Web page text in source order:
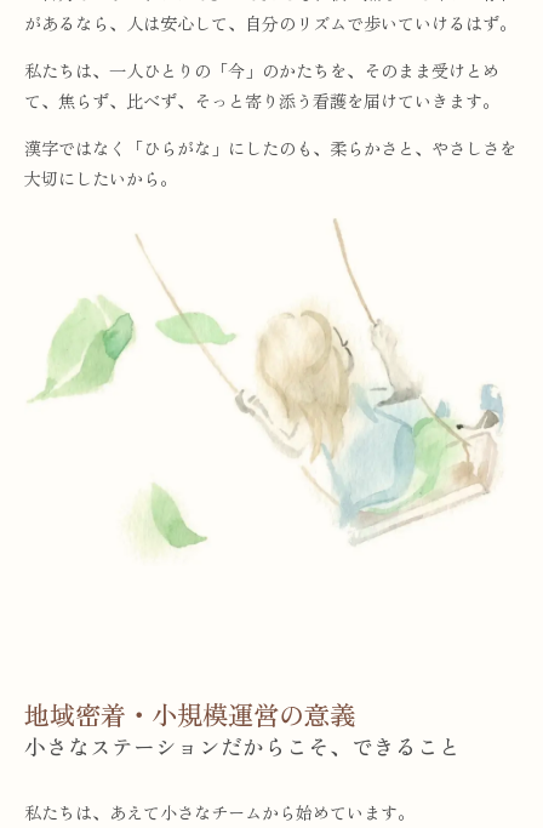
があるなら、人は安心して、自分のリズムで歩いていけるはず。
私たちは、一人ひとりの「今」のかたちを、そのまま受けとめ
て、焦らず、比べず、そっと寄り添う看護を届けていきます。
漢字ではなく「ひらがな」にしたのも、柔らかさと、やさしさを
大切にしたいから。
地域密着・小規模運営の意義
小さなステーションだからこそ、できること
私たちは、あえて小さなチームから始めています。